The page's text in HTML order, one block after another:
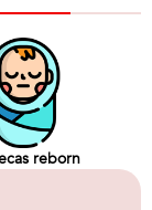
reborn